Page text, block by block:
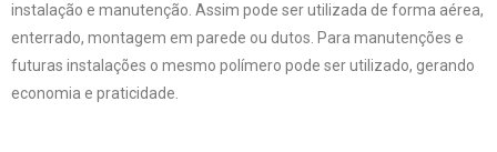
instalação e manutenção. Assim pode ser utilizada de forma aérea,
enterrado, montagem em parede ou dutos. Para manutenções e
futuras instalações o mesmo polímero pode ser utilizado, gerando
economia e praticidade.